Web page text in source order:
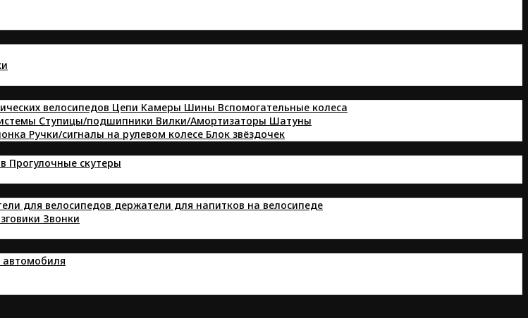
велосипедов Цепи Kамеры Шины Вспомогательные колеса
Ступицы/подшипники Вилки/Амортизаторы Шатуны
Ручки/сигналы на рулевом колесе Блок звёздочек
Прогулочные скутеры
для велосипедов держатели для напитков на велосипеде
Звонки
автомобиля